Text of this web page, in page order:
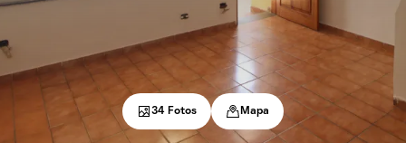
34 Fotos Mapa